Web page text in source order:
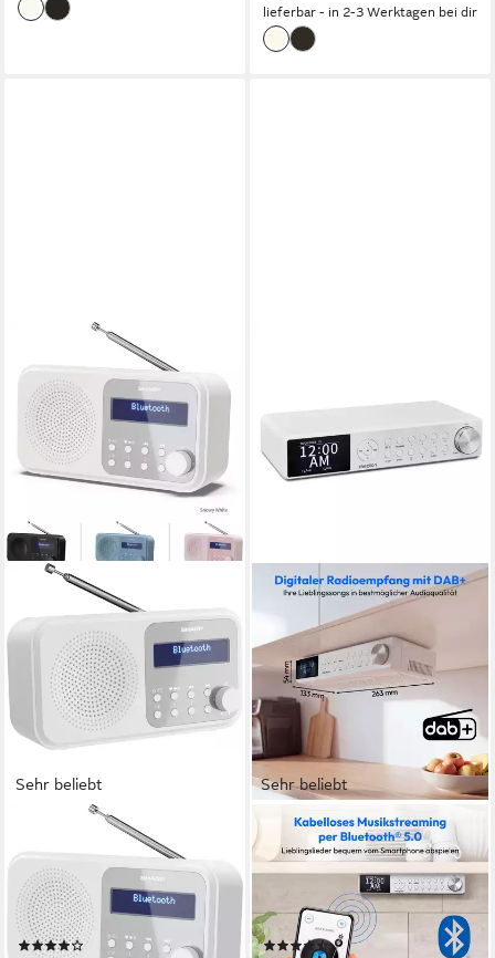
lieferbar - in 2-3 Werktagen bei dir
Sehr beliebt
DR-P420 Radio
2 W Leistung
Batterie Stromversorgung
0,4 kg Gewicht
(51)
Sehr beliebt
MEDION®
Radio
Netzbetrieb Stromversorgung
siehe Produktdatenblatt Laufwerk
(25)